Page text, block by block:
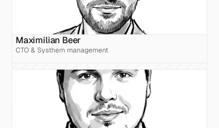
Maximilian Beer
CTO & Systhem management